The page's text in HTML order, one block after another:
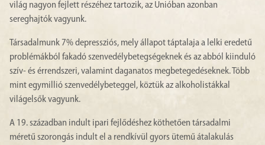
világ nagyon fejlett részéhez tartozik, az Unióban azonban
sereghajtók vagyunk.
Társadalmunk 7% depressziós, mely állapot táptalaja a lelki eredetű
problémákból fakadó szenvedélybetegségeknek és az abból kiinduló
szív- és érrendszeri, valamint daganatos megbetegedéseknek. Több
mint egymillió szenvedélybeteggel, köztük az alkoholistákkal
világelsők vagyunk.
A 19. században indult ipari fejlődéshez köthetően társadalmi
méretű szorongás indult el a rendkívül gyors ütemű átalakulás